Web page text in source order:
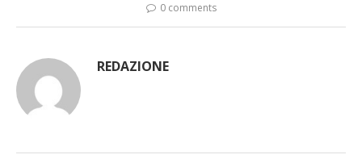
0 comments
REDAZIONE